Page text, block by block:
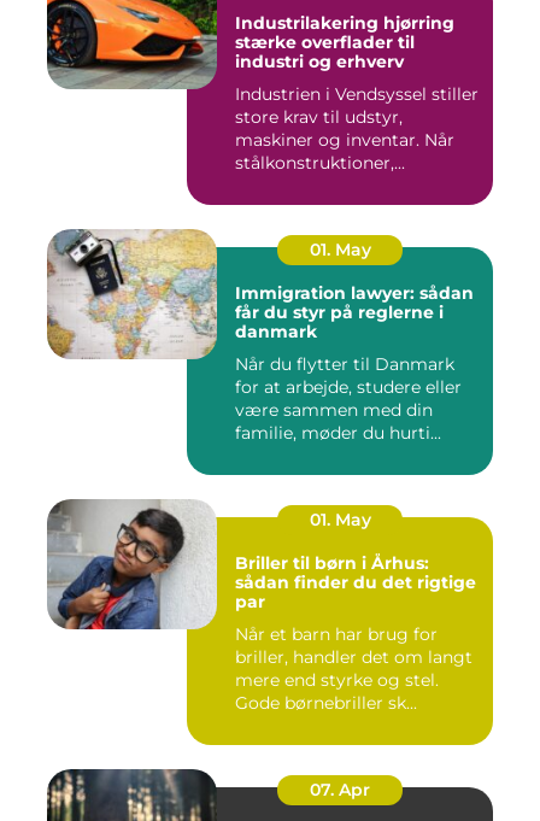
Industrilakering hjørring
stærke overflader til
industri og erhverv
Industrien i Vendsyssel stiller
store krav til udstyr,
maskiner og inventar. Når
stålkonstruktioner,...
01. May
Immigration lawyer: sådan
får du styr på reglerne i
danmark
Når du flytter til Danmark
for at arbejde, studere eller
være sammen med din
familie, møder du hurti...
01. May
Briller til børn i Århus:
sådan finder du det rigtige
par
Når et barn har brug for
briller, handler det om langt
mere end styrke og stel.
Gode børnebriller sk...
07. Apr